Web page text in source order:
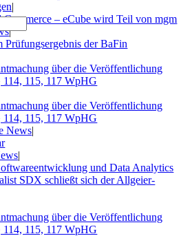
|
Commerce – eCube wird Teil von mgm
|
der BaFin
über die Veröffentlichung
114, 115, 117 WpHG
über die Veröffentlichung
114, 115, 117 WpHG
News|
|
und Data Analytics
SDX schließt sich der Allgeier-
über die Veröffentlichung
114, 115, 117 WpHG